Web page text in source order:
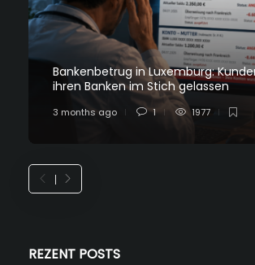
Bankenbetrug in Luxemburg:
ihren Banken im Stich gelassen
3 months ago 1 1977
REZENT POSTS